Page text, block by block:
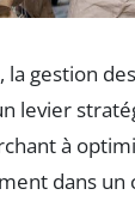
la gestion
levier
à
dans